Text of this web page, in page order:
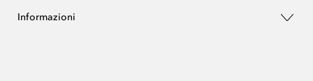
Informazioni